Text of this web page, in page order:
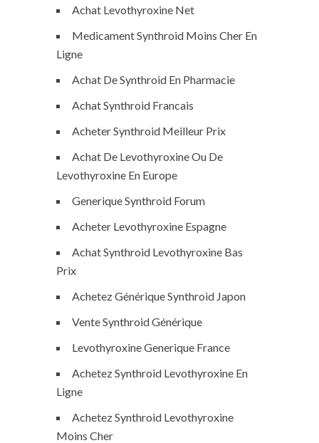
Achat Levothyroxine Net
Medicament Synthroid Moins Cher En
Ligne
Achat De Synthroid En Pharmacie
Achat Synthroid Francais
Acheter Synthroid Meilleur Prix
Achat De Levothyroxine Ou De
Levothyroxine En Europe
Generique Synthroid Forum
Acheter Levothyroxine Espagne
Achat Synthroid Levothyroxine Bas
Prix
Achetez Générique Synthroid Japon
Vente Synthroid Générique
Levothyroxine Generique France
Achetez Synthroid Levothyroxine En
Ligne
Achetez Synthroid Levothyroxine
Moins Cher